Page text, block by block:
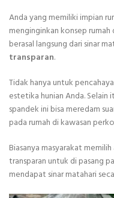
Anda yang memiliki impian
menginginkan konsep
berasal langsung dari sinar
transparan.
Tidak hanya untuk
estetika hunian Anda. Selain
spandek ini bisa meredam
pada rumah di kawasan
Biasanya masyarakat
transparan untuk di pasang
mendapat sinar matahari